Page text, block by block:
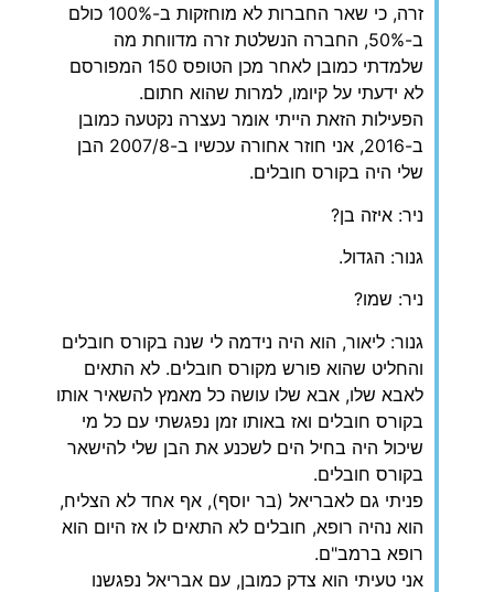
זרה, כי שאר החברות לא מוחזקות ב-100% כולם
ב-50%, החברה הנשלטת זרה מדווחת מה
שלמדתי כמובן לאחר מכן הטופס 150 המפורסם
לא ידעתי על קיומו, למרות שהוא חתום.
הפעילות הזאת הייתי אומר נעצרה נקטעה כמובן
ב-2016, אני חוזר אחורה עכשיו ב-2007/8 הבן
שלי היה בקורס חובלים.
ניר: איזה בן?
גנור: הגדול.
ניר: שמו?
גנור: ליאור, הוא היה נידמה לי שנה בקורס חובלים
והחליט שהוא פורש מקורס חובלים. לא התאים
לאבא שלו, אבא שלו עושה כל מאמץ להשאיר אותו
בקורס חובלים ואז באותו זמן נפגשתי עם כל מי
שיכול היה בחיל הים לשכנע את הבן שלי להישאר
בקורס חובלים.
פניתי גם לאבריאל (בר יוסף), אף אחד לא הצליח,
הוא נהיה רופא, חובלים לא התאים לו אז היום הוא
רופא ברמב"ם.
אני טעיתי הוא צדק כמובן, עם אבריאל נפגשנו